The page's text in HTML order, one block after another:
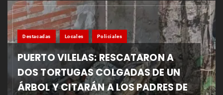
Destacadas Locales Policiales
PUERTO VILELAS: RESCATARON A
DOS TORTUGAS COLGADAS DE UN
ÁRBOL Y CITARÁN A LOS PADRES DE